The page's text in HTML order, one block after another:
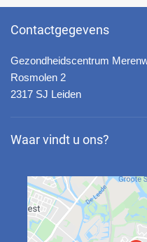
Contactgegevens
Gezondheidscentrum
Rosmolen 2
2317 SJ Leiden
Waar vindt u ons?